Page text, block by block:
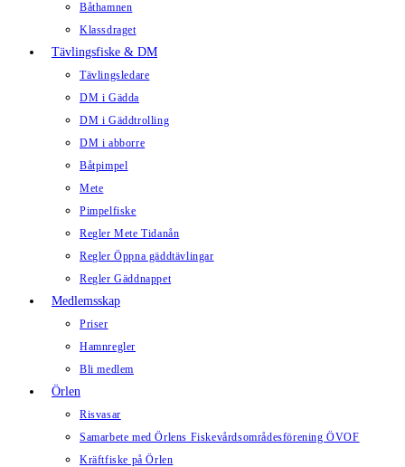
Båthamnen
Klassdraget
Tävlingsfiske & DM
Tävlingsledare
DM i Gädda
DM i Gäddtrolling
DM i abborre
Båtpimpel
Mete
Pimpelfiske
Regler Mete Tidanån
Regler Öppna gäddtävlingar
Regler Gäddnappet
Medlemsskap
Priser
Hamnregler
Bli medlem
Örlen
Risvasar
Samarbete med Örlens Fiskevårdsområdesförening ÖVOF
Kräftfiske på Örlen